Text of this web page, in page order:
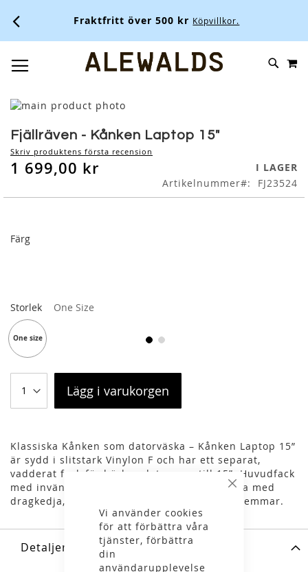
Stäng
Vi använder cookies
för att förbättra våra
tjänster, förbättra
din
användarupplevelse
Fraktfritt över 500 kr Köpvillkor.
SKIP
Skip
the
end
of
the
gallery
to
the
beginning
of
images
Fjällräven - Kånken Laptop 15"
Skriv produktens första recension
1 699,00 kr
I LAGER
Artikelnummer
FJ23524
Färg
Storlek One Size
One size
Lägg i varukorgen
Klassiska Kånken som datorväska – Kånken Laptop 15”
är sydd i slitstark Vinylon F och har ett separat,
vadderat fack för bärbar dator upp till 15”. Huvudfack
med invändig ficka med dragkedja, frontficka med
dragkedja, två sidfickor och vadderade axelremmar.
Detaljer